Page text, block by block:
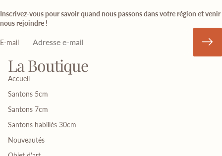
Inscrivez-vous pour savoir quand nous passons dans votre région et venir
nous rejoindre !
E-mail
La Boutique
Accueil
Santons 5cm
Santons 7cm
Santons habillés 30cm
Nouveautés